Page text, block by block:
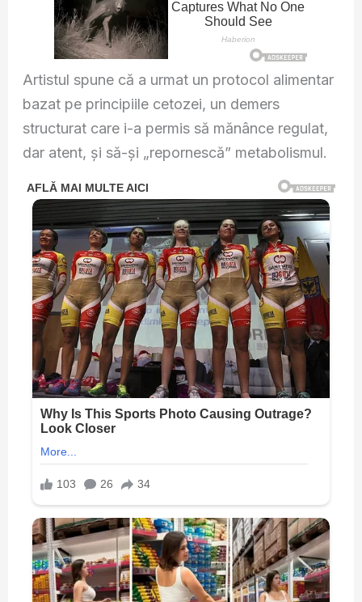
Artistul spune că a urmat un protocol alimentar
bazat pe principiile cetozei, un demers
structurat care i-a permis să mănânce regulat,
dar atent, și să-și „repornescă” metabolismul.